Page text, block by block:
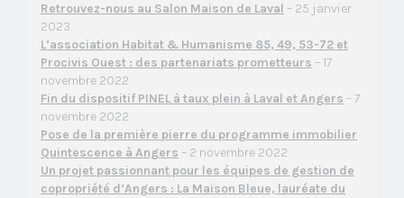
Retrouvez-nous au Salon Maison de Laval – 25 janvier
2023
L’association Habitat & Humanisme 85, 49, 53-72 et
Procivis Ouest : des partenariats prometteurs – 17
novembre 2022
Fin du dispositif PINEL à taux plein à Laval et Angers – 7
novembre 2022
Pose de la première pierre du programme immobilier
Quintescence à Angers – 2 novembre 2022
Un projet passionnant pour les équipes de gestion de
copropriété d’Angers : La Maison Bleue, lauréate du